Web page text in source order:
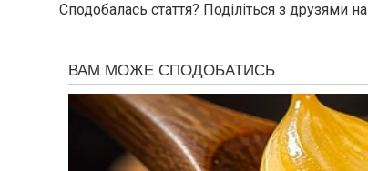
Сподобалась стаття? Поділіться з друзями